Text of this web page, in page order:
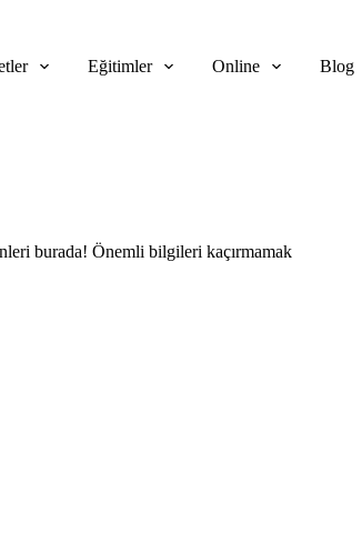
Eğitimler Online Blog
burada! Önemli bilgileri kaçırmamak